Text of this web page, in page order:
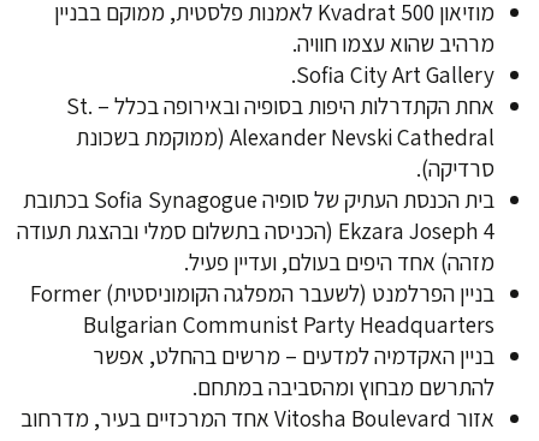
מוזיאון Kvadrat 500 לאמנות פלסטית, ממוקם בבניין
מרהיב שהוא עצמו חוויה.
Sofia City Art Gallery.
אחת הקתדרלות היפות בסופיה ובאירופה בכלל – St.
Alexander Nevski Cathedral (ממוקמת בשכונת
סרדיקה).
בית הכנסת העתיק של סופיה Sofia Synagogue בכתובת
Ekzara Joseph 4 (הכניסה בתשלום סמלי ובהצגת תעודה
מזהה) אחד היפים בעולם, ועדיין פעיל.
בניין הפרלמנט (לשעבר המפלגה הקומוניסטית) ‪Former
Bulgarian Communist Party Headquarters
בניין האקדמיה למדעים – מרשים בהחלט, אפשר
להתרשם מבחוץ ומהסביבה במתחם.
אזור Vitosha Boulevard אחד המרכזיים בעיר, מדרחוב